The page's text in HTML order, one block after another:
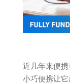
近几年来便
小巧便携让它